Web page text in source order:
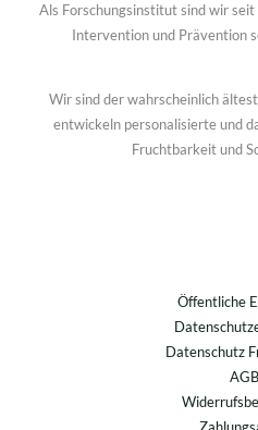
Als Forschungsinstitut sind wir
Intervention und Prävention
Wir sind der wahrscheinlich
entwickeln personalisierte und
Fruchtbarkeit und
Öffentliche
Datenschutz
AGB